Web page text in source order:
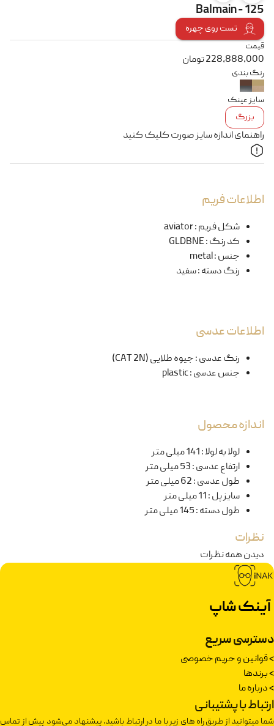
Balmain - 125
تست روی چهره
قیمت
228,888,000تومان
رنگ بندی
سایز عینک
بزرگ
راهنمای اندازه سایز صورت کلیک کنید
اطلاعات فریم
شکل فریم:
aviator
کد رنگ:
GLDBNE
جنس:
metal
رنگ دسته:سفید
اطلاعات عدسی
رنگ عدسی:جیوه طلایی (CAT 2N)
جنس عدسی:
plastic
اندازه محصول
لولا به لولا:141 میلی متر
ارتفاع عدسی:53 میلی متر
طول عدسی:62 میلی متر
سایز پل:11 میلی متر
طول دسته:145 میلی متر
نظرات
دیدن همه نظرات
آینک شاپ
دسترسی سریع
>قوانین و حریم خصوصی
>برندها
>درباره ما
ارتباط با پشتیبانی
شما میتوانید از طریق راه های زیر با ما در ارتباط باشید. پیشنهاد می‌شود پیش از تماس